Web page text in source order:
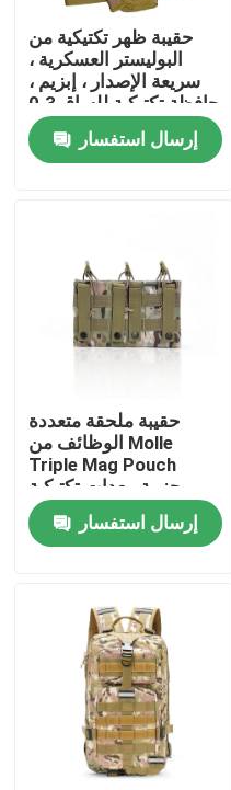
منزل
إتصال
الزي العسكري القتالي
زي التمويه العسكري
قمصان عسكرية تكتيكية
معطف الشتاء العسكري
حقيبة ظهر عسكرية تكتيكية
حقيبة ظهر تكتيكية من
البوليستر العسكرية ،
سريعة الإصدار ، إبزيم ،
حافظة تكتيكية للساق 0.3
كجم
إرسال استفسار
حقيبة ملحقة متعددة
الوظائف من Molle
Triple Mag Pouch
حزمة معدات تكتيكية
خارجية
إرسال استفسار